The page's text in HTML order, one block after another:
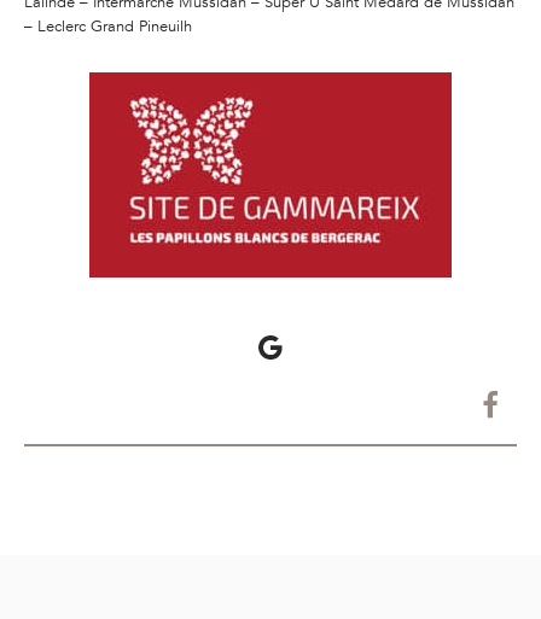
– Leclerc Grand Pineuilh
Google